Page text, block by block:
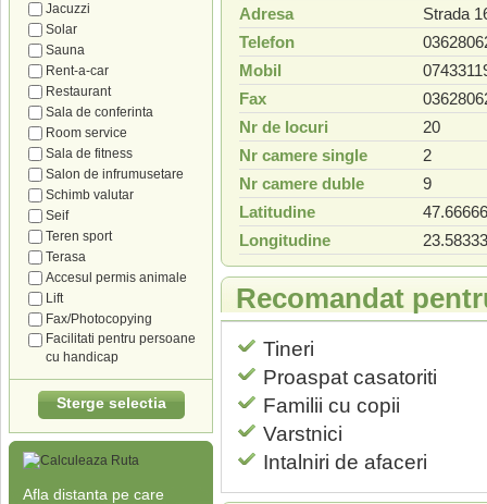
Jacuzzi
Solar
Sauna
Rent-a-car
Restaurant
Sala de conferinta
Room service
Sala de fitness
Salon de infrumusetare
Schimb valutar
Seif
Teren sport
Terasa
Accesul permis animale
Lift
Fax/Photocopying
Facilitati pentru persoane
cu handicap
Sterge selectia
Afla distanta pe care
Adresa
Strada
Telefon
Mobil
Fax
Nr de locuri
20
Nr camere single
2
Nr camere duble
9
Latitudine
Longitudine
Recomandat
Tineri
Proaspat casatoriti
Familii cu copii
Varstnici
Intalniri de afaceri